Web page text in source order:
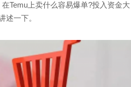
Temu上卖什么容易爆单?投入资金大
述一下。